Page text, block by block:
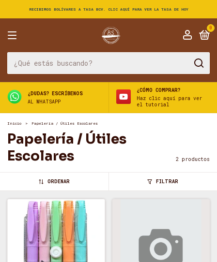
RECIBIMOS BOLÍVARES A TASA BCV. CLIC AQUÍ PARA VER LA TASA DE HOY
0
¿DUDAS? ESCRÍBENOS
AL WHATSAPP
¿CÓMO COMPRAR?
Haz clic aquí para ver
el tutorial
Inicio > Papelería / Útiles Escolares
Papelería / Útiles
Escolares
2 productos
ORDENAR FILTRAR